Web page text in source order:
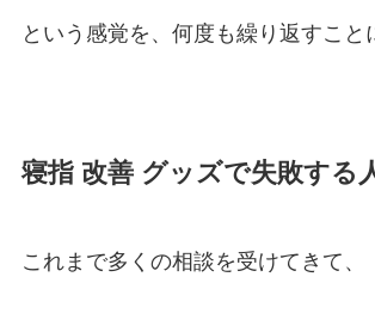
という感覚を、何度も繰り返すこと
寝指 改善 グッズで失敗する
これまで多くの相談を受けてきて、